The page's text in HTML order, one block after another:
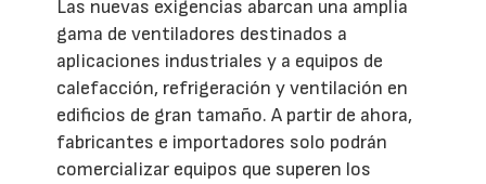
Las nuevas exigencias abarcan una amplia
gama de ventiladores destinados a
aplicaciones industriales y a equipos de
calefacción, refrigeración y ventilación en
edificios de gran tamaño. A partir de ahora,
fabricantes e importadores solo podrán
comercializar equipos que superen los